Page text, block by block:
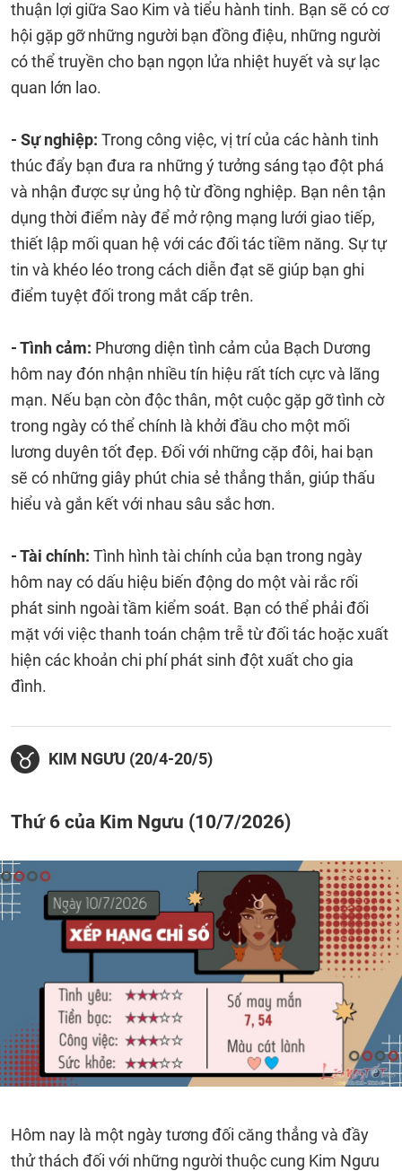
thuận lợi giữa Sao Kim và tiểu hành tinh. Bạn sẽ có cơ
hội gặp gỡ những người bạn đồng điệu, những người
có thể truyền cho bạn ngọn lửa nhiệt huyết và sự lạc
quan lớn lao.
- Sự nghiệp: Trong công việc, vị trí của các hành tinh
thúc đẩy bạn đưa ra những ý tưởng sáng tạo đột phá
và nhận được sự ủng hộ từ đồng nghiệp. Bạn nên tận
dụng thời điểm này để mở rộng mạng lưới giao tiếp,
thiết lập mối quan hệ với các đối tác tiềm năng. Sự tự
tin và khéo léo trong cách diễn đạt sẽ giúp bạn ghi
điểm tuyệt đối trong mắt cấp trên.
- Tình cảm: Phương diện tình cảm của Bạch Dương
hôm nay đón nhận nhiều tín hiệu rất tích cực và lãng
mạn. Nếu bạn còn độc thân, một cuộc gặp gỡ tình cờ
trong ngày có thể chính là khởi đầu cho một mối
lương duyên tốt đẹp. Đối với những cặp đôi, hai bạn
sẽ có những giây phút chia sẻ thẳng thắn, giúp thấu
hiểu và gắn kết với nhau sâu sắc hơn.
- Tài chính: Tình hình tài chính của bạn trong ngày
hôm nay có dấu hiệu biến động do một vài rắc rối
phát sinh ngoài tầm kiểm soát. Bạn có thể phải đối
mặt với việc thanh toán chậm trễ từ đối tác hoặc xuất
hiện các khoản chi phí phát sinh đột xuất cho gia
đình.
KIM NGƯU (20/4-20/5)
Thứ 6 của Kim Ngưu (10/7/2026)
Hôm nay là một ngày tương đối căng thẳng và đầy
thử thách đối với những người thuộc cung Kim Ngưu